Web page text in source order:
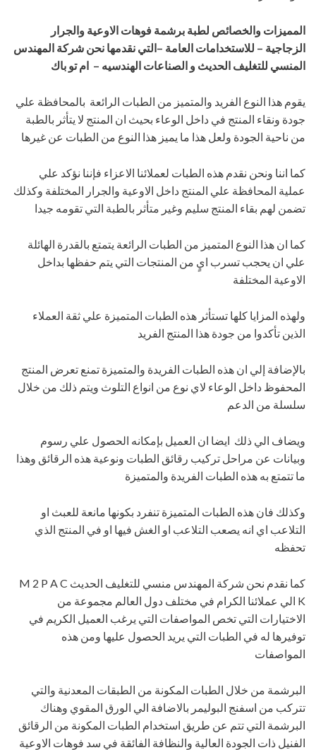
المميزات والخصائص لطبة برشمة فوهات الاوعية والجرار
الزجاجية – للاستخدامات العامة –التي نقدمها نحن شركة المهندس
المنسي للتغليف الحديث و الصناعات الهندسيه – ام تو باك
يقوم هذا النوع الفريد والمتميز من الطبات الرائعة بالمحافظة علي
جودة ونقاء المنتج في داخل الوعاء بحيث ان المنتج لا يتأثر بالطبة
من ناحية الجودة ولعل هذا ما يميز هذا النوع من الطبات عن غيرها
كما اننا ونحن نقدم هذه الطبات لعملائنا الاعزاء فإننا نؤكد علي
عملية المحافظة علي المنتج داخل الاوعية والجرار المختلفة وكذلك
تضمن لهم بقاء المنتج سليم وغير متأثر بالطبة التي تقومه جيدا
كما ان هذا النوع المتميز من الطبات الرائعة يتمتع بالقدرة الهائلة
علي ان يحجب تسرب ايٍ من المنتجات التي يتم حفظها بداخل
الاوعية المختلفة
ولهذه المزايا كلها تستأثر هذه الطبات المتميزة علي ثقة العملاء
الذين تأكدوا من جودة هذا المنتج الفريد
بالإضافة إلي ان هذه الطبات الفريدة والمتميزة تمنع تعرض المنتج
المحفوظ داخل الوعاء لاي نوع من انواع التلوث ويتم ذلك من خلال
سلسلة من الدعم
ويضاف الي ذلك ايضا ان العميل بإمكانه الحصول علي رسوم
وبيانات عن مراحل تركيب رقائق الطبات ونوعية هذه الرقائق وهذا
ما تتمتع به هذه الطبات الفريدة والمتميزة
وكذلك فان هذه الطبات المتميزة تنفرد بكونها مانعة للعبث او
التلاعب اي انه يصعب التلاعب او الغش فيها او في المنتج الذي
تحفظه
كما نقدم نحن شركة المهندس منسي للتغليف الحديث M 2 P A C
K الي عملائنا الكرام في مختلف دول العالم مجموعة من
الاختيارات التي تخص المواصفات التي يرغب العميل الكريم في
توفيرها له في الطبات التي يريد الحصول عليها ومن هذه
المواصفات
البرشمة من خلال الطبات المكونة من الطبقات المعدنية والتي
تتركب من اسفنج البوليمر بالاضافة الي الورق المقوي وهناك
البرشمة التي تتم عن طريق استخدام الطبات المكونة من الرقائق
الفنيل ذات الجودة العالية والنظافة الفائقة في سد فوهات الاوعية